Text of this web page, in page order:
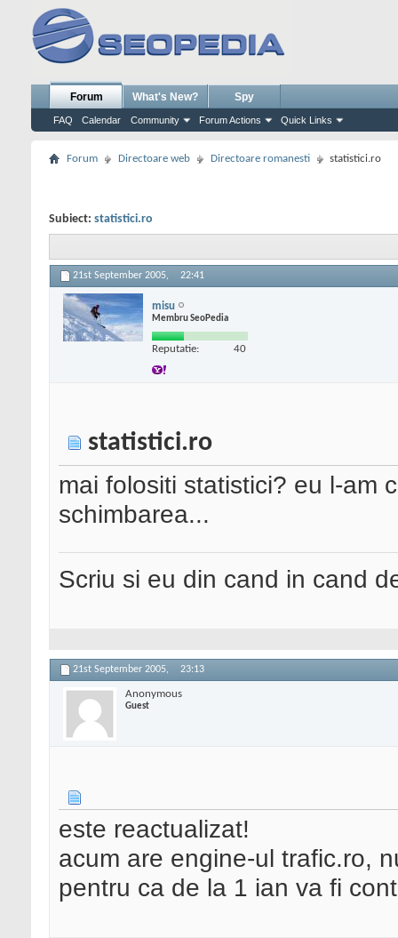
Forum
FAQ Calendar Community Forum Actions Quick Links
What's New? Spy
Forum Directoare web Directoare romanesti statistici.ro
Subiect: statistici.ro
21st September 2005, 22:41
misu
Membru SeoPedia
Reputatie: 40
statistici.ro
mai folositi statistici? eu l-am
schimbarea...
Scriu si eu din cand in cand
21st September 2005, 23:13
Anonymous
Guest
este reactualizat!
acum are engine-ul trafic.ro,
pentru ca de la 1 ian va fi